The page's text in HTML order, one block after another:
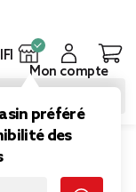
préféré
des
Mon compte